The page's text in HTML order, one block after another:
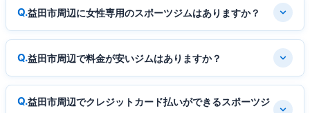
益田市周辺に女性専用のスポーツジムはありますか？
益田市周辺で料金が安いジムはありますか？
益田市周辺でクレジットカード払いができるスポーツジ